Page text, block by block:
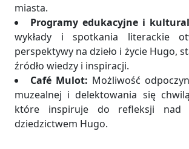
miasta.
Programy edukacyjne i
wykłady i spotkania literackie
perspektywy na dzieło i życie Hugo,
źródło wiedzy i inspiracji.
Café Mulot: Możliwość
muzealnej i delektowania się
które inspiruje do refleksji nad
dziedzictwem Hugo.